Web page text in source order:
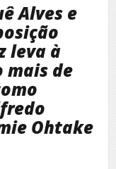
Alves e
leva à
mais de
Ohtake